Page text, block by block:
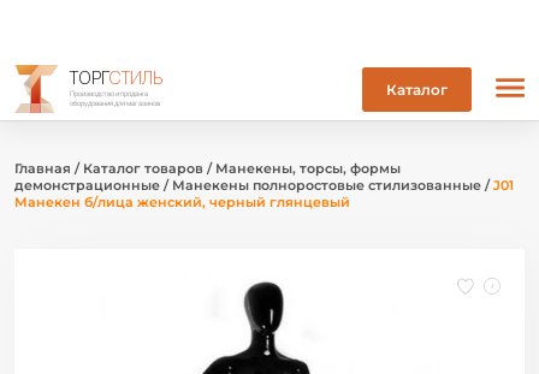
ТОРГСТИЛЬ
Производство и продажа
оборудования для магазинов
Каталог
Главная / Каталог товаров / Манекены, торсы, формы
демонстрационные / Манекены полноростовые стилизованные /J01
Манекен б/лица женский, черный глянцевый